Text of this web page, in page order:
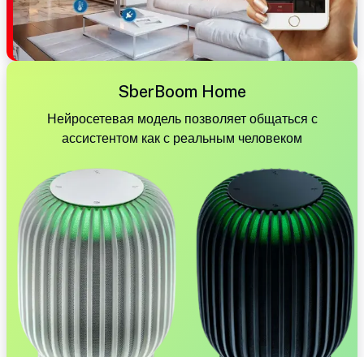
SberBoom Home
Нейросетевая модель позволяет общаться с
ассистентом как с реальным человеком